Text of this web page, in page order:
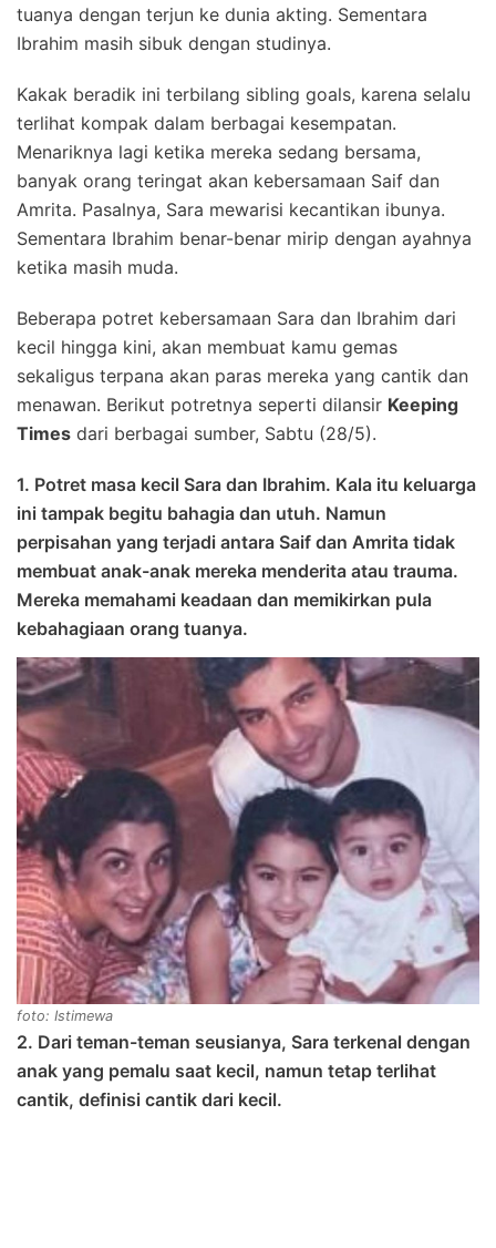
tuanya dengan terjun ke dunia akting. Sementara
Ibrahim masih sibuk dengan studinya.
Kakak beradik ini terbilang sibling goals, karena selalu
terlihat kompak dalam berbagai kesempatan.
Menariknya lagi ketika mereka sedang bersama,
banyak orang teringat akan kebersamaan Saif dan
Amrita. Pasalnya, Sara mewarisi kecantikan ibunya.
Sementara Ibrahim benar-benar mirip dengan ayahnya
ketika masih muda.
Beberapa potret kebersamaan Sara dan Ibrahim dari
kecil hingga kini, akan membuat kamu gemas
sekaligus terpana akan paras mereka yang cantik dan
menawan. Berikut potretnya seperti dilansir Keeping
Times dari berbagai sumber, Sabtu (28/5).
1. Potret masa kecil Sara dan Ibrahim. Kala itu keluarga
ini tampak begitu bahagia dan utuh. Namun
perpisahan yang terjadi antara Saif dan Amrita tidak
membuat anak-anak mereka menderita atau trauma.
Mereka memahami keadaan dan memikirkan pula
kebahagiaan orang tuanya.
foto: Istimewa
2. Dari teman-teman seusianya, Sara terkenal dengan
anak yang pemalu saat kecil, namun tetap terlihat
cantik, definisi cantik dari kecil.